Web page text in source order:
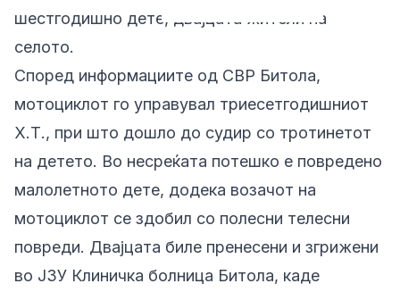
шестгодишно дете, двајцата жители на
селото.
Според информациите од СВР Битола,
мотоциклот го управувал триесетгодишниот
Х.Т., при што дошло до судир со тротинетот
на детето. Во несреќата потешко е повредено
малолетното дете, додека возачот на
мотоциклот се здобил со полесни телесни
повреди. Двајцата биле пренесени и згрижени
во ЈЗУ Клиничка болница Битола, каде